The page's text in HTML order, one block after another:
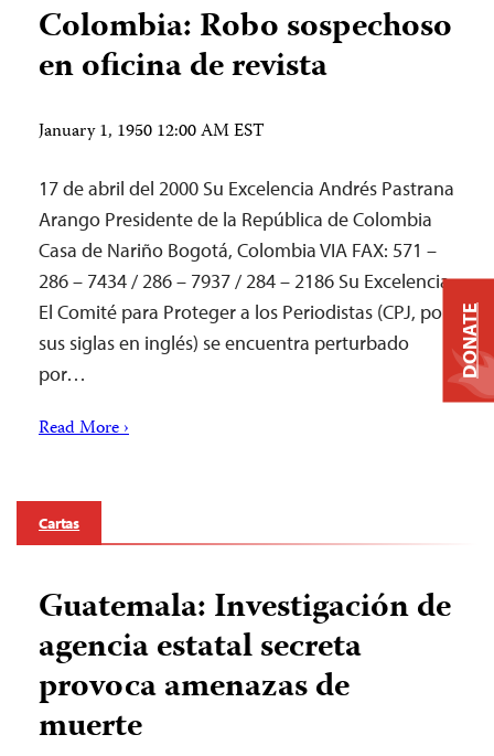
Colombia: Robo sospechoso
en oficina de revista
January 1, 1950 12:00 AM EST
17 de abril del 2000 Su Excelencia Andrés Pastrana
Arango Presidente de la República de Colombia
Casa de Nariño Bogotá, Colombia VIA FAX: 571 –
286 – 7434 / 286 – 7937 / 284 – 2186 Su Excelencia,
El Comité para Proteger a los Periodistas (CPJ, por
sus siglas en inglés) se encuentra perturbado
por…
Read More ›
Cartas
Guatemala: Investigación de
agencia estatal secreta
provoca amenazas de
muerte
DONATE